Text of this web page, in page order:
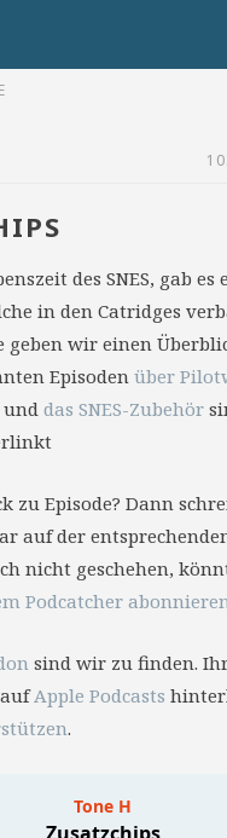
des SNES, gab es
in den Catridges
geben wir einen
Episodenüber
und das SNES-Zubehör
zu Episode? Dann
auf der
nicht geschehen,
Podcatcher
sind wir zu finden.
Apple Podcasts
.